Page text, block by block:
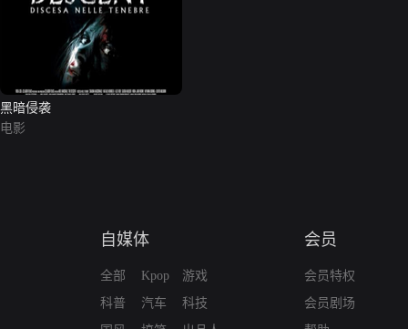
黑暗侵袭
电影
自媒体
全部
科普
Kpop
汽车
游戏
科技
会员
会员特权
会员剧场